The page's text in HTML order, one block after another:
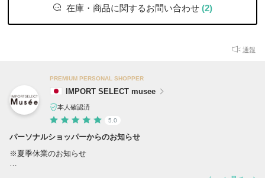
在庫・商品に関するお問い合わせ (2)
通報
PREMIUM PERSONAL SHOPPER
IMPORT SELECT musee
本人確認済
5.0
パーソナルショッパーからのお知らせ
※夏季休業のお知らせ